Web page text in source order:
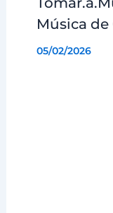
Música de
05/02/2026